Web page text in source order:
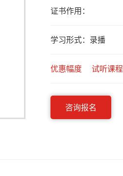
证书作用：
学习形式：录播
优惠幅度 试听课程
咨询报名